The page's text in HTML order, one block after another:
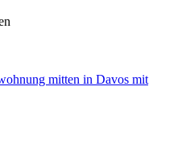
mitten in Davos mit